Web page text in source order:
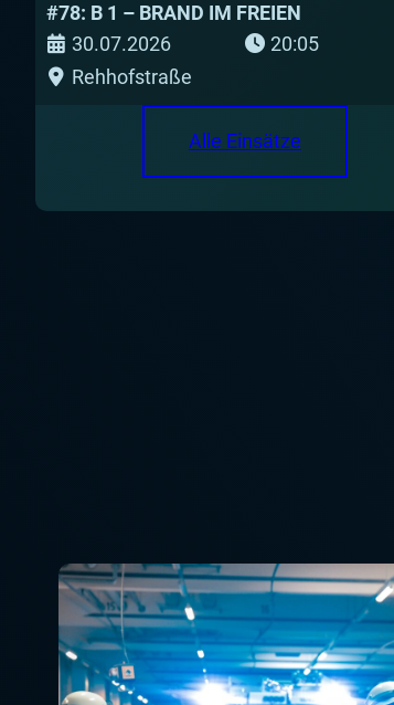
#78: B 1 – BRAND IM FREIEN
30.07.2026
20:05
Rehhofstraße
Alle Einsätze